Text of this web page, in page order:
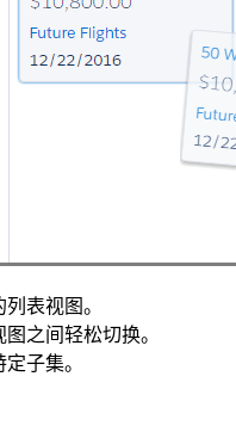
表视图。
之间轻松切换。
子集。